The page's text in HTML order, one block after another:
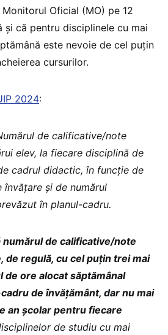
Oficial (MO) pe 12
și că pentru disciplinele cu mai
este nevoie de cel puțin
cursurilor.
2024:
de calificative/note
elev, la fiecare disciplină de
cadrul didactic, în funcție de
și de numărul
în planul-cadru.
numărul de calificative/note
de regulă, cu cel puțin trei mai
de ore alocat săptămânal
de învățământ, dar nu mai
an școlar pentru fiecare
de studiu cu mai